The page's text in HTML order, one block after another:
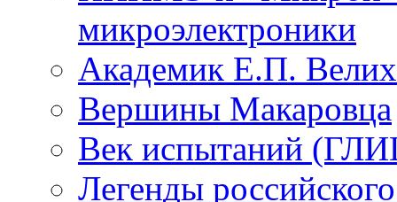
микроэлектроники
Академик Е.П.
Вершины Макаровца
Век испытаний
Легенды